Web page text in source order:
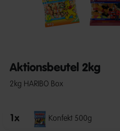
Aktionsbeutel 2kg
2kg HARIBO Box
1x Konfekt 500g